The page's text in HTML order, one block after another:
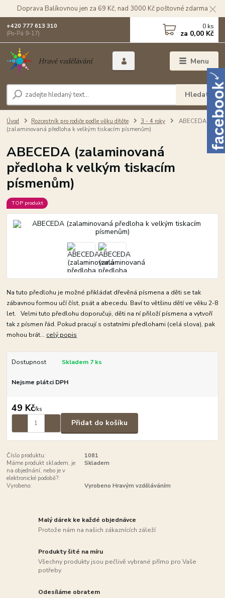
Doprava Balíkovnou jen za 69 Kč, nad 3000 Kč poštovné zdarma
Menu
Hledat
+420 777 613 310
(Po-Pá 9-17)
0 ks
za 0,00 Kč
Úvod Rozcestník pro rodiče podle věku dítěte 3 - 4 roky
ABECEDA
(zalaminovaná předloha k velkým tiskacím písmenům)
ABECEDA (zalaminovaná
předloha k velkým tiskacím
písmenům)
TOP produkt
Na tuto předlohu je možné přikládat dřevěná písmena a děti se tak
zábavnou formou učí číst, psát a abecedu. Baví to většinu dětí ve věku 2-8
let. Velmi tuto předlohu doporučuji, děti na ní přiloží písmena a vytvoří
tak z písmen řád. Pokud pracují s ostatními předlohami (celá slova), pak
mohou brát... celý popis
Dostupnost Skladem 7 ks
Nejsme plátci DPH
49 Kč/ks
Přidat do košíku
Číslo produktu:
1081
Máme produkt skladem, je
na objednání, nebo je v
elektronické podobě?:
Skladem
Vyrobeno: Vyrobeno Hravým vzděláváním
Malý dárek ke každé objednávce
Protože nám na našich zákaznících záleží
Produkty šité na míru
Všechny produkty jsou pečlivě vybrané přímo pro Vaše
potřeby
Odesíláme obratem